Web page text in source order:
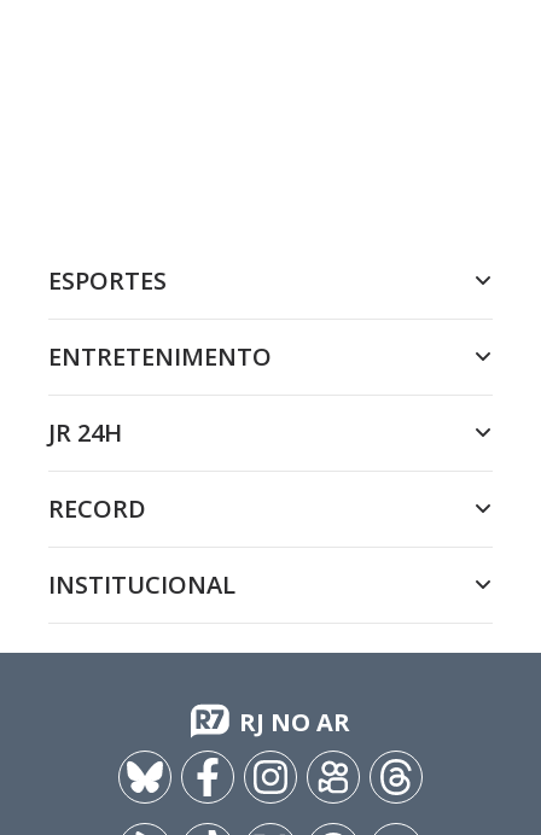
ESPORTES
ENTRETENIMENTO
JR 24H
RECORD
INSTITUCIONAL
RJ NO AR